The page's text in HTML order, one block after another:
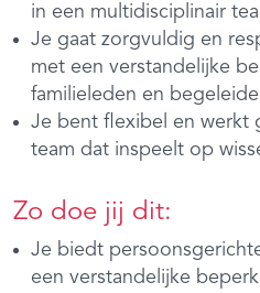
in een multidisciplinair
Je gaat zorgvuldig en
met een verstandelijke
familieleden en
Je bent flexibel en werkt
team dat inspeelt op
Zo doe jij dit:
Je biedt
een verstandelijke